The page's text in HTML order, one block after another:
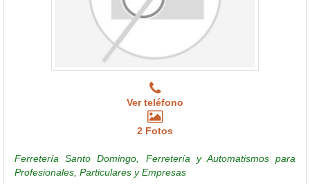
Ver teléfono
2 Fotos
Ferretería Santo Domingo, Ferretería y Automatismos para
Profesionales, Particulares y Empresas